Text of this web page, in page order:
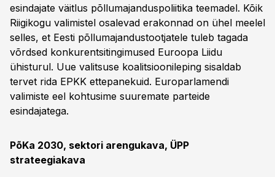
esindajate väitlus põllumajanduspoliitika teemadel. Kõik
Riigikogu valimistel osalevad erakonnad on ühel meelel
selles, et Eesti põllumajandustootjatele tuleb tagada
võrdsed konkurentsitingimused Euroopa Liidu
ühisturul. Uue valitsuse koalitsioonileping sisaldab
tervet rida EPKK ettepanekuid. Europarlamendi
valimiste eel kohtusime suuremate parteide
esindajatega.
PõKa 2030, sektori arengukava, ÜPP
strateegiakava